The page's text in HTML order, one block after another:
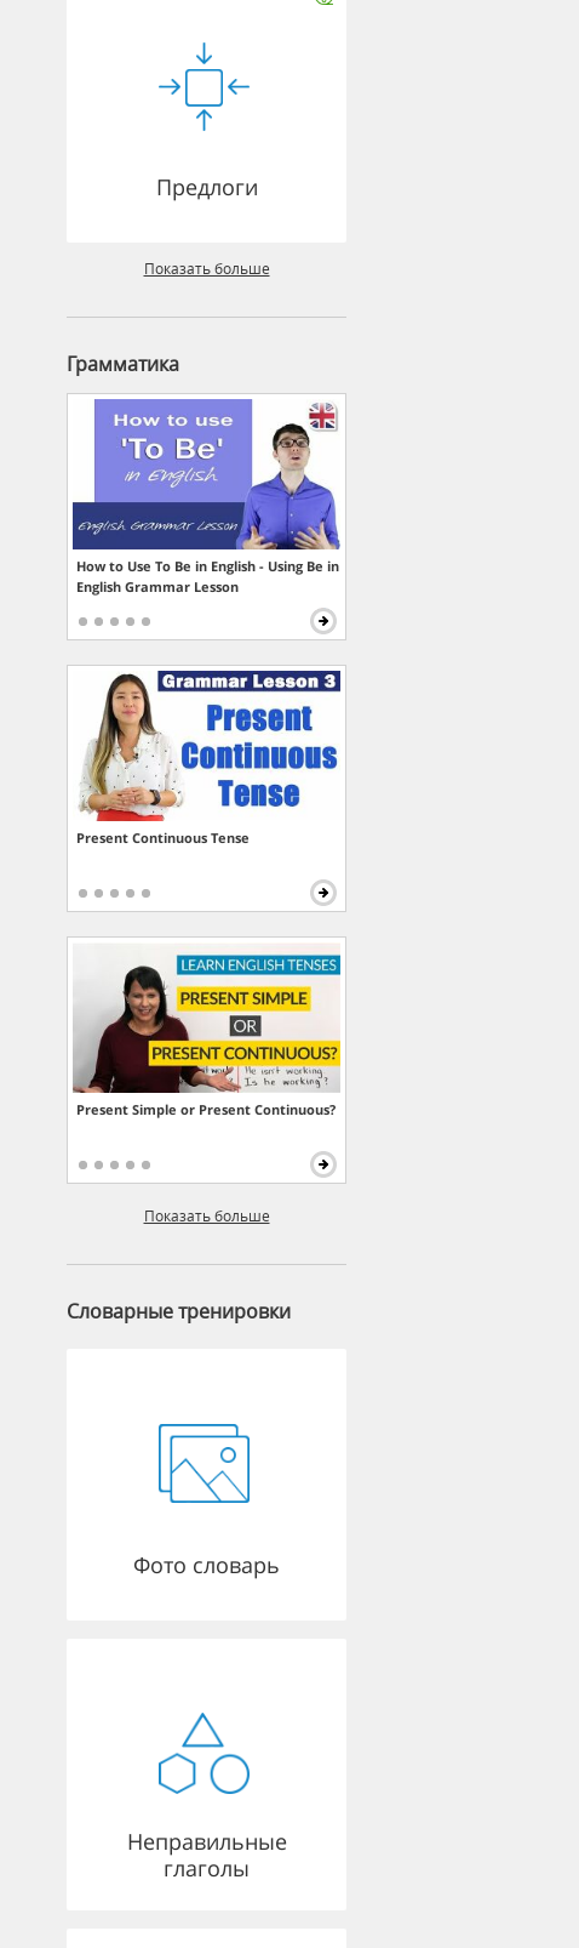
Предлоги
Показать больше
Грамматика
How to Use To Be in English - Using Be in
English Grammar Lesson
Present Continuous Tense
Present Simple or Present Continuous?
Показать больше
Словарные тренировки
Фото словарь
Неправильные
глаголы